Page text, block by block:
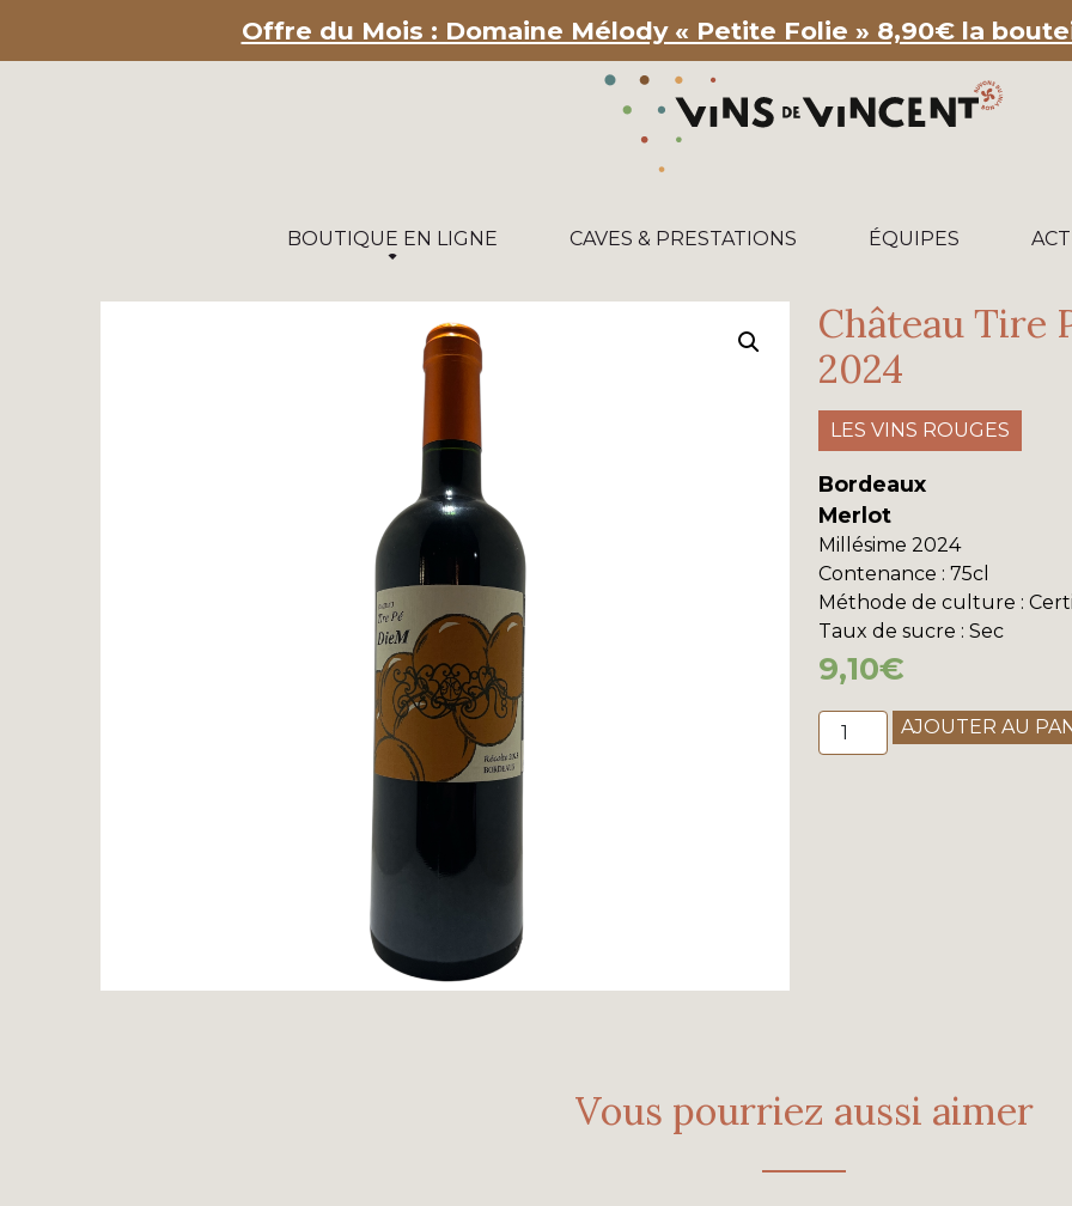
Offre du Mois : Domaine Mélody « Petite Folie » 8,90€ la
BOUTIQUE EN LIGNE CAVES & PRESTATIONS ÉQUIPES
Château Tire
2024
LES VINS ROUGES
Bordeaux
Merlot
Millésime 2024
Contenance : 75cl
Méthode de culture :
Taux de sucre : Sec
9,10€
quantité
de
AJOUTER AU
Vous pourriez aussi aimer